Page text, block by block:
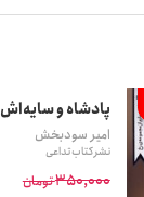
پادشاه و سایه‌اش
امیر سودبخش
نشر کتاب تداعی
350,000تومان